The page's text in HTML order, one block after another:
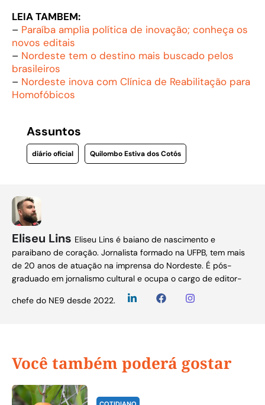
LEIA TAMBEM:
– Paraíba amplia política de inovação; conheça os
novos editais
– Nordeste tem o destino mais buscado pelos
brasileiros
– Nordeste inova com Clínica de Reabilitação para
Homofóbicos
Assuntos
diário oficial Quilombo Estiva dos Cotós
Eliseu Lins Eliseu Lins é baiano de nascimento e
paraibano de coração. Jornalista formado na UFPB, tem mais
de 20 anos de atuação na imprensa do Nordeste. É pós-
graduado em jornalismo cultural e ocupa o cargo de editor-
chefe do NE9 desde 2022.
Você também poderá gostar